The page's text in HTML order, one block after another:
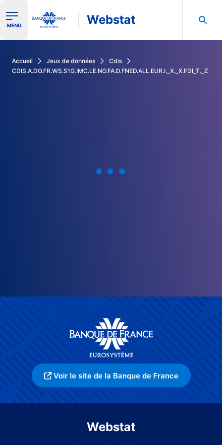
Ouvrir le menu de navigation
MENU Webstat
Accueil Jeux de données
Cdis
CDIS.A.DO.FR.WS.S1G.IMC.LE.NO.FA.D.FNED.ALL.EUR.I._X._X.FDI_T._Z
Voir le site de la Banque de France
Webstat